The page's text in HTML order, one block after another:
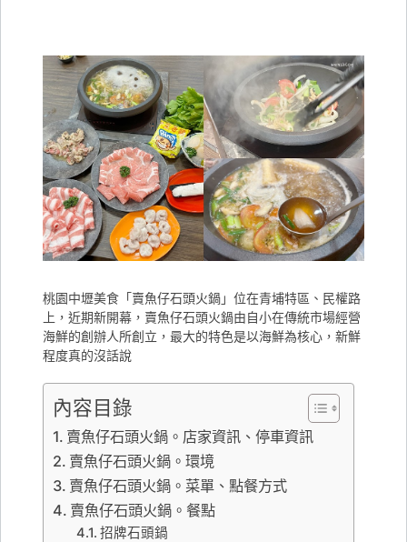
桃園中壢美食「賣魚仔石頭火鍋」位在青埔特區、民權路
上，近期新開幕，賣魚仔石頭火鍋由自小在傳統市場經營
海鮮的創辦人所創立，最大的特色是以海鮮為核心，新鮮
程度真的沒話說
內容目錄
賣魚仔石頭火鍋。店家資訊、停車資訊
賣魚仔石頭火鍋。環境
賣魚仔石頭火鍋。菜單、點餐方式
賣魚仔石頭火鍋。餐點
招牌石頭鍋